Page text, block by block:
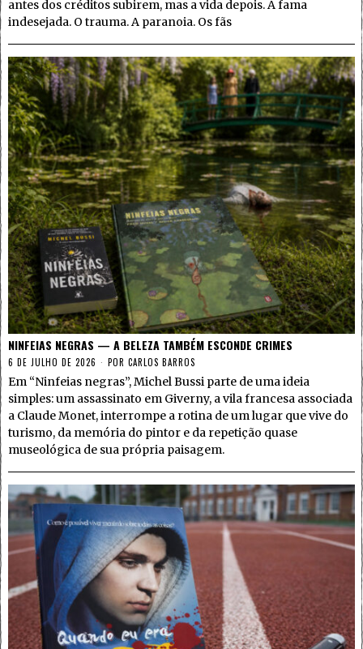
antes dos créditos subirem, mas a vida depois. A fama
indesejada. O trauma. A paranoia. Os fãs
NINFEIAS NEGRAS — A BELEZA TAMBÉM ESCONDE CRIMES
6 DE JULHO DE 2026 POR CARLOS BARROS
Em “Ninfeias negras”, Michel Bussi parte de uma ideia
simples: um assassinato em Giverny, a vila francesa associada
a Claude Monet, interrompe a rotina de um lugar que vive do
turismo, da memória do pintor e da repetição quase
museológica de sua própria paisagem.